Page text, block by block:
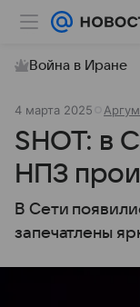
Война в Иране
4 марта 2025
SHOT: в
НПЗ
В Сети
запечатлены